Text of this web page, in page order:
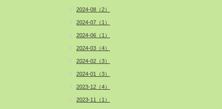
2024-08（2）
2024-07（1）
2024-06（1）
2024-03（4）
2024-02（3）
2024-01（3）
2023-12（4）
2023-11（1）